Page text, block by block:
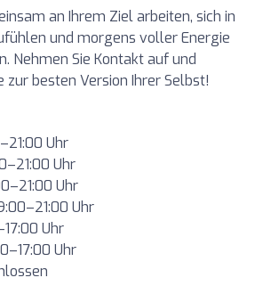
an Ihrem Ziel arbeiten, sich in
und morgens voller Energie
Nehmen Sie Kontakt auf und
zur besten Version Ihrer Selbst!
Uhr
Uhr
Uhr
Uhr
Uhr
Uhr